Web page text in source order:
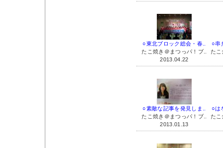
○東北ブロック総会・春..
たこ焼き＠まつっパ！ブ..
2013.04.22
○串
たこ
○素敵な記事を発見しま..
たこ焼き＠まつっパ！ブ..
2013.01.13
○は
たこ